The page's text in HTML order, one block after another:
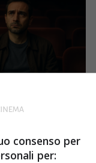
manca una
su opere prime
consenso per
per: